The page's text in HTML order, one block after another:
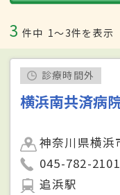
3 件中 1〜3件を表示
診療時間外
横浜南共済病
神奈川県横
045-782-2101
追浜駅